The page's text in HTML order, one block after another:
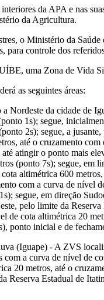
da APA e nas
da Agricultura.
o Ministério da
controle dos
uma Zona de Vida
as seguintes áreas:
Nordeste da cidade
1s); segue,
2s); segue, a
até o cruzamento
atingir o ponto mais
(ponto 7s); segue,
altimétrica 600
com a curva de
segue, em direção
pelo limite da
de cota altimétrica 20
ponto inicial e de
(Iguape) - A ZVS
a curva de nível
20 metros, até o
Reserva Estadual de